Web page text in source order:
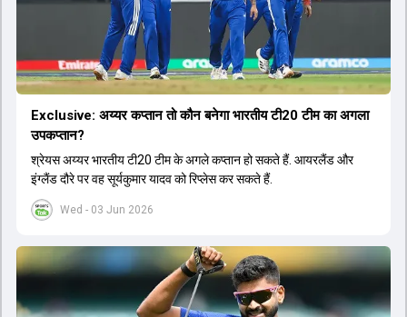
Wed - 03 Jun 2026
Exclusive: अय्यर कप्तान तो कौन बनेगा भारतीय टी20 टीम का अगला
उपकप्तान?
श्रेयस अय्यर भारतीय टी20 टीम के अगले कप्तान हो सकते हैं. आयरलैंड और
इंग्लैंड दौरे पर वह सूर्यकुमार यादव को रिप्लेस कर सकते हैं.